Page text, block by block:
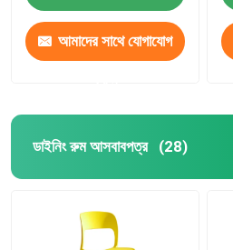
আমাদের সাথে যোগাযোগ
ডাইনিং রুম আসবাবপত্র (28)